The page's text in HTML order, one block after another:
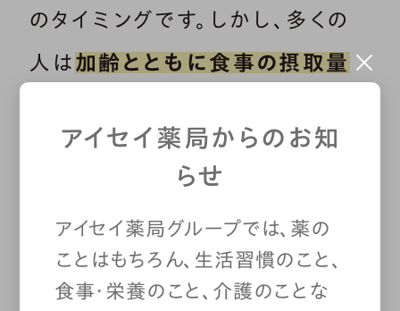
のタイミングです。しかし、多くの
人は 加齢とともに食事の摂取量
も少なくなります。
腎機能が低下して尿の
量が増える
アイセイ薬局からのお知
らせ
アイセイ薬局グループでは、薬の
ことはもちろん、生活習慣のこと、
食事・栄養のこと、介護のことな